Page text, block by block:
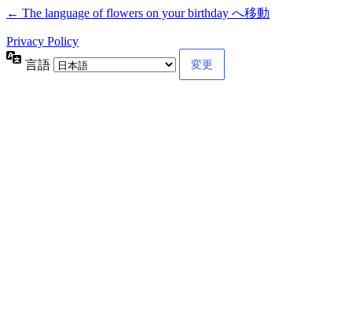
← The language of flowers on your birthday へ移動
Privacy Policy
言語